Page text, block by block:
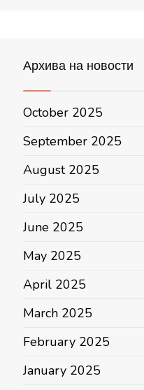
Архива на новости
October 2025
September 2025
August 2025
July 2025
June 2025
May 2025
April 2025
March 2025
February 2025
January 2025